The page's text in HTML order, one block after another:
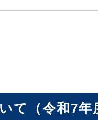
て（令和7年